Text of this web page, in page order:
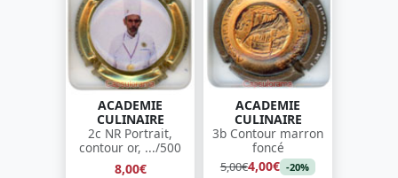
ACADEMIE
CULINAIRE
2c NR Portrait,
contour or, .../500
8,00€
ACADEMIE
CULINAIRE
3b Contour marron
foncé
5,00€4,00€ -20%